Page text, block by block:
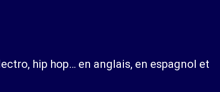
hip hop… en anglais, en espagnol et